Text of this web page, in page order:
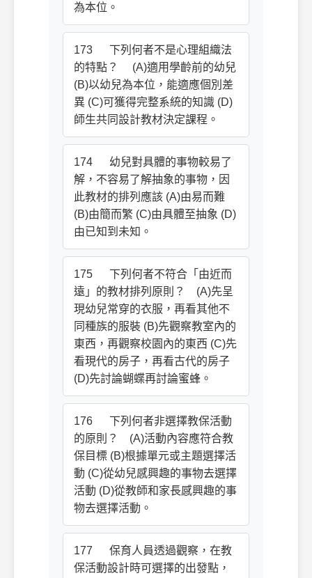
為本位。
173 下列何者不是心理組織法
的特點？ (A)適用學齡前的幼兒
(B)以幼兒為本位，能適應個別差
異 (C)可獲得完整系統的知識 (D)
師生共同設計教材決定課程。
174 幼兒對具體的事物較易了
解，不容易了解抽象的事物，因
此教材的排列應該 (A)由易而難
(B)由簡而繁 (C)由具體至抽象 (D)
由已知到未知。
175 下列何者不符合「由近而
遠」的教材排列原則？ (A)先呈
現幼兒常穿的衣服，再看其他不
同種族的服裝 (B)先觀察教室內的
東西，再觀察校園內的東西 (C)先
看現代的房子，再看古代的房子
(D)先討論蝴蝶再討論蜜蜂。
176 下列何者非選擇教保活動
的原則？ (A)活動內容應符合教
保目標 (B)根據單元或主題選擇活
動 (C)從幼兒感興趣的事物去選擇
活動 (D)從教師和家長感興趣的事
物去選擇活動。
177 保育人員透過觀察，在教
保活動設計時可選擇的出發點，